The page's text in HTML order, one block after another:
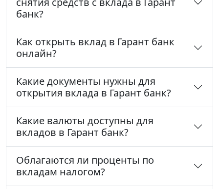
банк?
Как открыть вклад в Гарант банк
онлайн?
Какие документы нужны для
открытия вклада в Гарант банк?
Какие валюты доступны для
вкладов в Гарант банк?
Облагаются ли проценты по
вкладам налогом?